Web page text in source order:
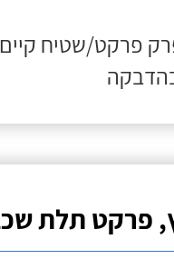
פרקט/שטיח קיים
פרקט תלת